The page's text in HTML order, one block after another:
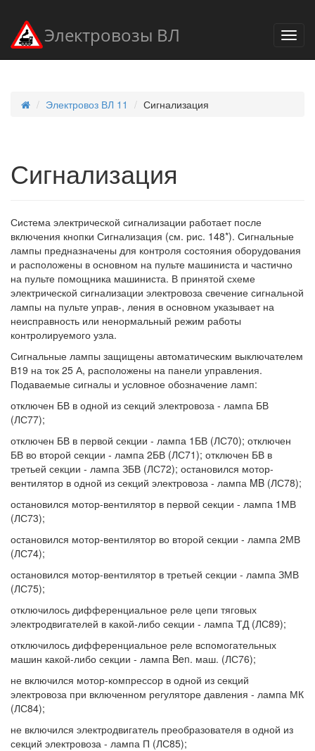
Электровозы ВЛ
Электровоз ВЛ 11 Сигнализация
Сигнализация
Система электрической сигнализации работает после
включения кнопки Сигнализация (см. рис. 148*). Сигнальные
лампы предназначены для контроля состояния оборудования
и расположены в основном на пульте машиниста и частично
на пульте помощника машиниста. В принятой схеме
электрической сигнализации электровоза свечение сигнальной
лампы на пульте управ-, ления в основном указывает на
неисправность или ненормальный режим работы
контролируемого узла.
Сигнальные лампы защищены автоматическим выключателем
В19 на ток 25 А, расположены на панели управления.
Подаваемые сигналы и условное обозначение ламп:
отключен БВ в одной из секций электровоза - лампа БВ
(ЛС77);
отключен БВ в первой секции - лампа 1БВ (ЛС70); отключен
БВ во второй секции - лампа 2БВ (ЛС71); отключен БВ в
третьей секции - лампа ЗБВ (ЛС72); остановился мотор-
вентилятор в одной из секций электровоза - лампа MB (ЛС78);
остановился мотор-вентилятор в первой секции - лампа 1МВ
(ЛС73);
остановился мотор-вентилятор во второй секции - лампа 2МВ
(ЛС74);
остановился мотор-вентилятор в третьей секции - лампа ЗМВ
(ЛС75);
отключилось дифференциальное реле цепи тяговых
электродвигателей в какой-либо секции - лампа ТД (ЛС89);
отключилось дифференциальное реле вспомогательных
машин какой-либо секции - лампа Ben. маш. (ЛС76);
не включился мотор-компрессор в одной из секций
электровоза при включенном регуляторе давления - лампа МК
(ЛС84);
не включился электродвигатель преобразователя в одной из
секций электровоза - лампа П (ЛС85);